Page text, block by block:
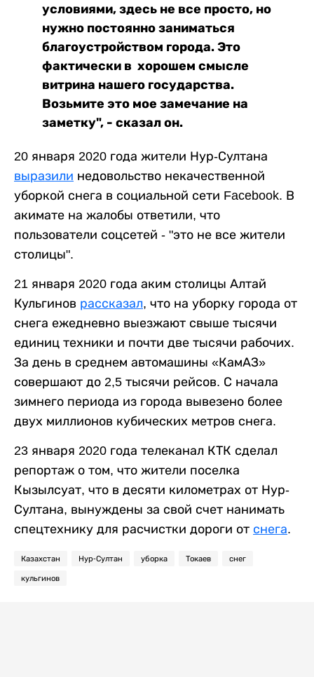
условиями, здесь не все просто, но
нужно постоянно заниматься
благоустройством города. Это
фактически в хорошем смысле
витрина нашего государства.
Возьмите это мое замечание на
заметку", - сказал он.
20 января 2020 года жители Нур-Султана
выразили недовольство некачественной
уборкой снега в социальной сети Facebook. В
акимате на жалобы ответили, что
пользователи соцсетей - "это не все жители
столицы".
21 января 2020 года аким столицы Алтай
Кульгинов рассказал, что на уборку города от
снега ежедневно выезжают свыше тысячи
единиц техники и почти две тысячи рабочих.
За день в среднем автомашины «КамАЗ»
совершают до 2,5 тысячи рейсов. С начала
зимнего периода из города вывезено более
двух миллионов кубических метров снега.
23 января 2020 года телеканал КТК сделал
репортаж о том, что жители поселка
Кызылсуат, что в десяти километрах от Нур-
Султана, вынуждены за свой счет нанимать
спецтехнику для расчистки дороги от снега.
Казахстан Нур-Султан уборка Токаев снег
кульгинов